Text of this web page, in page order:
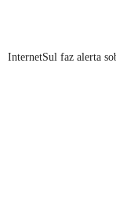
InternetSul faz alerta